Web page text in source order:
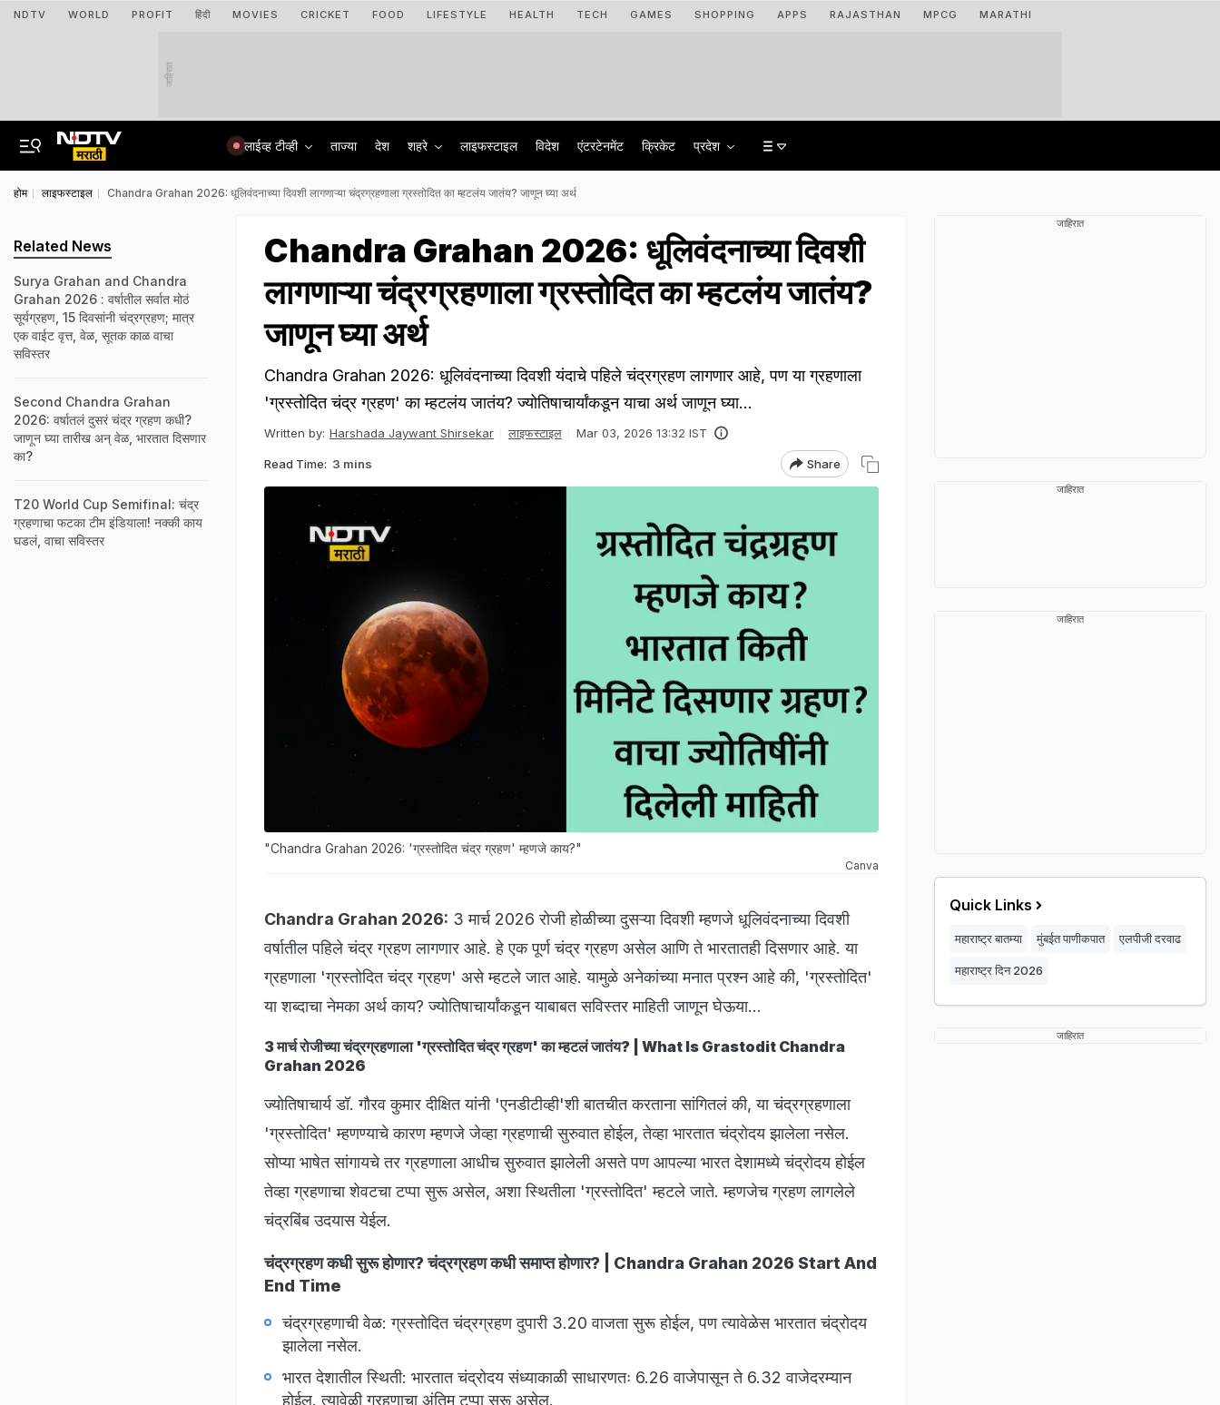
NDTV WORLD PROFIT हिंदी MOVIES CRICKET FOOD LIFESTYLE HEALTH TECH GAMES SHOPPING APPS RAJASTHAN MPCG MARATHI
जाहिरात
लाईव्ह टीव्ही ताज्या देश शहरे लाइफस्टाइल विदेश एंटरटेनमेंट क्रिकेट प्रदेश
होम लाइफस्टाइल Chandra Grahan 2026: धूलिवंदनाच्या दिवशी लागणाऱ्या चंद्रग्रहणाला ग्रस्तोदित का म्हटलंय जातंय? जाणून घ्या अर्थ
Chandra Grahan 2026: धूलिवंदनाच्या दिवशी
लागणाऱ्या चंद्रग्रहणाला ग्रस्तोदित का म्हटलंय जातंय?
जाणून घ्या अर्थ
Chandra Grahan 2026: धूलिवंदनाच्या दिवशी यंदाचे पहिले चंद्रग्रहण लागणार आहे, पण या ग्रहणाला
'ग्रस्तोदित चंद्र ग्रहण' का म्हटलंय जातंय? ज्योतिषाचार्यांकडून याचा अर्थ जाणून घ्या...
Written by: Harshada Jaywant Shirsekar लाइफस्टाइल Mar 03, 2026 13:32 IST
Read Time: 3 mins Share
"Chandra Grahan 2026: 'ग्रस्तोदित चंद्र ग्रहण' म्हणजे काय?"
Canva
Chandra Grahan 2026: 3 मार्च 2026 रोजी होळीच्या दुसऱ्या दिवशी म्हणजे धूलिवंदनाच्या दिवशी
वर्षातील पहिले चंद्र ग्रहण लागणार आहे. हे एक पूर्ण चंद्र ग्रहण असेल आणि ते भारतातही दिसणार आहे. या
ग्रहणाला 'ग्रस्तोदित चंद्र ग्रहण' असे म्हटले जात आहे. यामुळे अनेकांच्या मनात प्रश्न आहे की, 'ग्रस्तोदित'
या शब्दाचा नेमका अर्थ काय? ज्योतिषाचार्यांकडून याबाबत सविस्तर माहिती जाणून घेऊया...
3 मार्च रोजीच्या चंद्रग्रहणाला 'ग्रस्तोदित चंद्र ग्रहण' का म्हटलं जातंय? | What Is Grastodit Chandra
Grahan 2026
ज्योतिषाचार्य डॉ. गौरव कुमार दीक्षित यांनी 'एनडीटीव्ही'शी बातचीत करताना सांगितलं की, या चंद्रग्रहणाला
'ग्रस्तोदित' म्हणण्याचे कारण म्हणजे जेव्हा ग्रहणाची सुरुवात होईल, तेव्हा भारतात चंद्रोदय झालेला नसेल.
सोप्या भाषेत सांगायचे तर ग्रहणाला आधीच सुरुवात झालेली असते पण आपल्या भारत देशामध्ये चंद्रोदय होईल
तेव्हा ग्रहणाचा शेवटचा टप्पा सुरू असेल, अशा स्थितीला 'ग्रस्तोदित' म्हटले जाते. म्हणजेच ग्रहण लागलेले
चंद्रबिंब उदयास येईल.
चंद्रग्रहण कधी सुरू होणार? चंद्रग्रहण कधी समाप्त होणार? | Chandra Grahan 2026 Start And
End Time
चंद्रग्रहणाची वेळ: ग्रस्तोदित चंद्रग्रहण दुपारी 3.20 वाजता सुरू होईल, पण त्यावेळेस भारतात चंद्रोदय
झालेला नसेल.
भारत देशातील स्थिती: भारतात चंद्रोदय संध्याकाळी साधारणतः 6.26 वाजेपासून ते 6.32 वाजेदरम्यान
होईल. त्यावेळी ग्रहणाचा अंतिम टप्पा सुरू असेल.
Related News
Surya Grahan and Chandra
Grahan 2026 : वर्षातील सर्वात मोठं
सूर्यग्रहण, 15 दिवसांनी चंद्रग्रहण; मात्र
एक वाईट वृत्त, वेळ, सूतक काळ वाचा
सविस्तर
Second Chandra Grahan
2026: वर्षातलं दुसरं चंद्र ग्रहण कधी?
जाणून घ्या तारीख अन् वेळ, भारतात दिसणार
का?
T20 World Cup Semifinal: चंद्र
ग्रहणाचा फटका टीम इंडियाला! नक्की काय
घडलं, वाचा सविस्तर
जाहिरात
जाहिरात
जाहिरात
Quick Links
महाराष्ट्र बातम्या मुंबईत पाणीकपात एलपीजी दरवाढ
महाराष्ट्र दिन 2026
जाहिरात